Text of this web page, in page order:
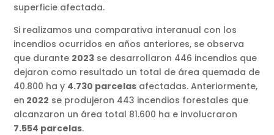
superficie afectada.
Si realizamos una comparativa interanual con los
incendios ocurridos en años anteriores, se observa
que durante 2023 se desarrollaron 446 incendios que
dejaron como resultado un total de área quemada de
40.800 ha y 4.730 parcelas afectadas. Anteriormente,
en 2022 se produjeron 443 incendios forestales que
alcanzaron un área total 81.600 ha e involucraron
7.554 parcelas.